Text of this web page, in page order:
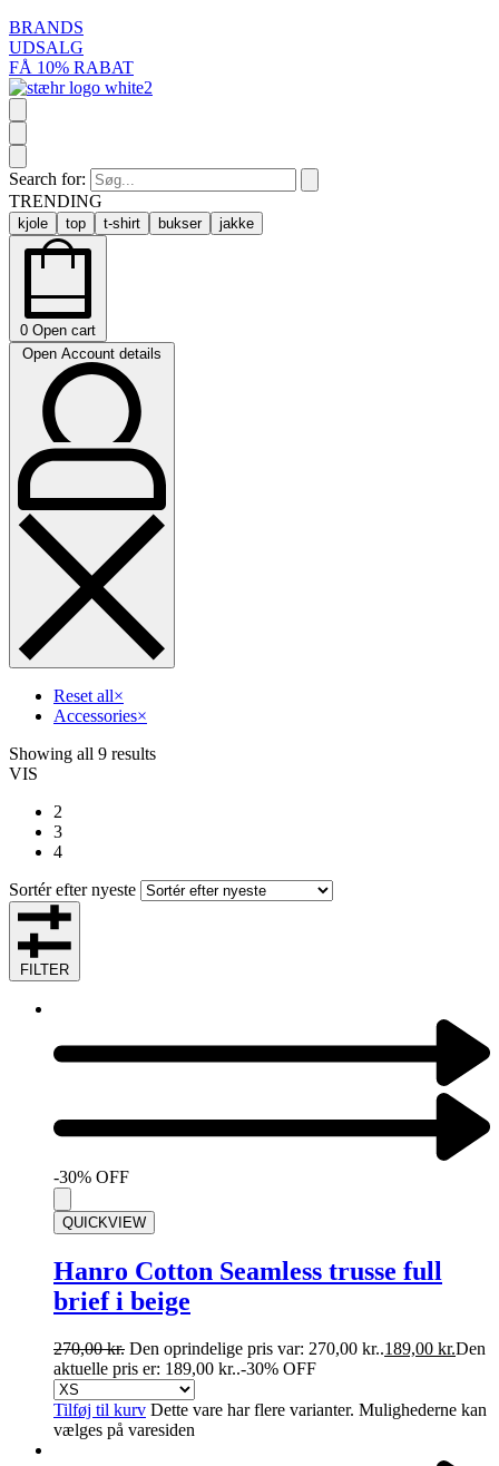
BRANDS
UDSALG
FÅ 10% RABAT
Search for:
TRENDING
kjole top t-shirt bukser jakke
0 Open cart
Open Account details
Reset all×
Accessories×
Showing all 9 results
VIS
2
3
4
Sortér efter nyeste
FILTER
-30% OFF
QUICKVIEW
Hanro Cotton Seamless trusse full
brief i beige
270,00kr. Den oprindelige pris var: 270,00 kr..189,00 kr.Den
aktuelle pris er: 189,00 kr..-30% OFF
Tilføj til kurv Dette vare har flere varianter. Mulighederne kan
vælges på varesiden